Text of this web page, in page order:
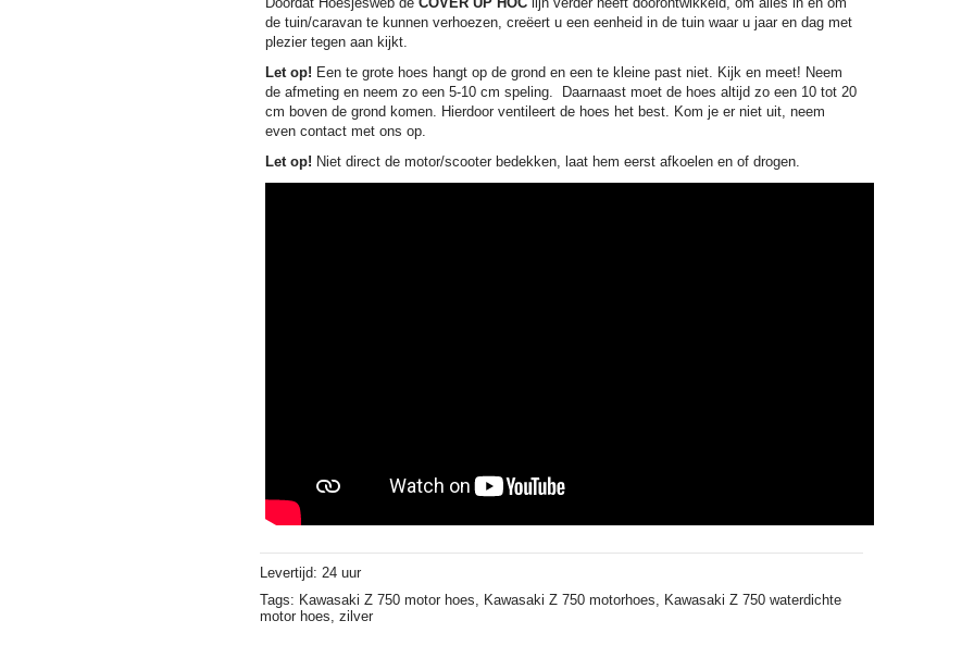
de tuin/caravan te kunnen verhoezen, creëert u een eenheid in de tuin waar u jaar en dag met
plezier tegen aan kijkt.
Let op! Een te grote hoes hangt op de grond en een te kleine past niet. Kijk en meet! Neem
de afmeting en neem zo een 5-10 cm speling. Daarnaast moet de hoes altijd zo een 10 tot 20
cm boven de grond komen. Hierdoor ventileert de hoes het best. Kom je er niet uit, neem
even contact met ons op.
Let op! Niet direct de motor/scooter bedekken, laat hem eerst afkoelen en of drogen.
Levertijd: 24 uur
Tags: Kawasaki Z 750 motor hoes, Kawasaki Z 750 motorhoes, Kawasaki Z 750 waterdichte
motor hoes, zilver